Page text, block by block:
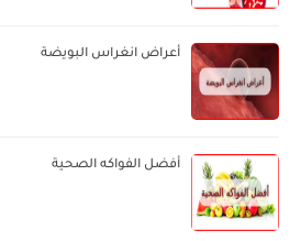
أعراض انغراس البويضة
أفضل الفواكه الصحية